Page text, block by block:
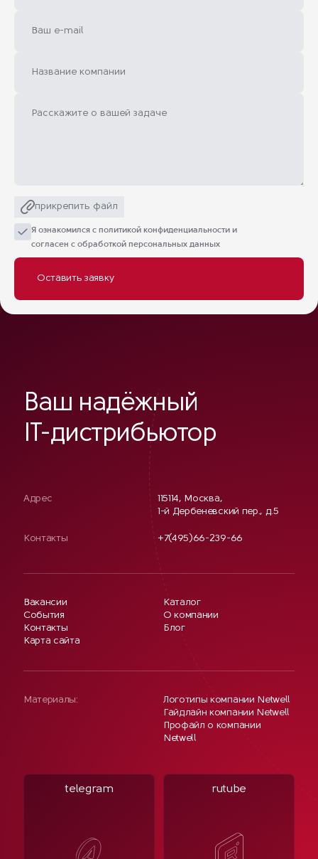
прикрепить файл
Я ознакомился с политикой конфиденциальности и
согласен с обработкой персональных данных
Ваш надёжный
IT-дистрибьютор
Адрес
115114, Москва,
1-й Дербеневский пер., д.5
Контакты +7(495)66-239-66
Вакансии
События
Контакты
Карта сайта
Каталог
О компании
Блог
Материалы:
Логотипы компании Netwell
Гайдлайн компании Netwell
Профайл о компании
Netwell
telegram rutube